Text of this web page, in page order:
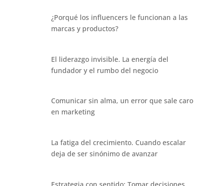
¿Porqué los influencers le funcionan a las
marcas y productos?
El liderazgo invisible. La energía del
fundador y el rumbo del negocio
Comunicar sin alma, un error que sale caro
en marketing
La fatiga del crecimiento. Cuando escalar
deja de ser sinónimo de avanzar